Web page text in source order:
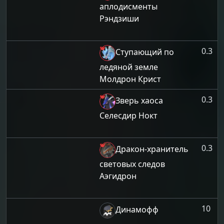
аплодисменты
Рэндзиши
Ступающий по
ледяной земле
Молдрон Крист
0.3
Зверь хаоса
Селесдир Нокт
0.3
Дракон-хранитель
световых следов
Аэгидрон
0.3
Динамофф 10